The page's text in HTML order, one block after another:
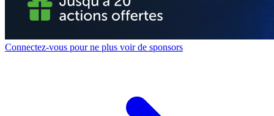
Connectez-vous pour ne plus voir de sponsors